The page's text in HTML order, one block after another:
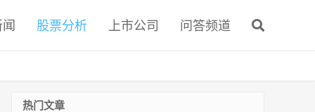
股票分析 上市公司 问答频道
热门文章